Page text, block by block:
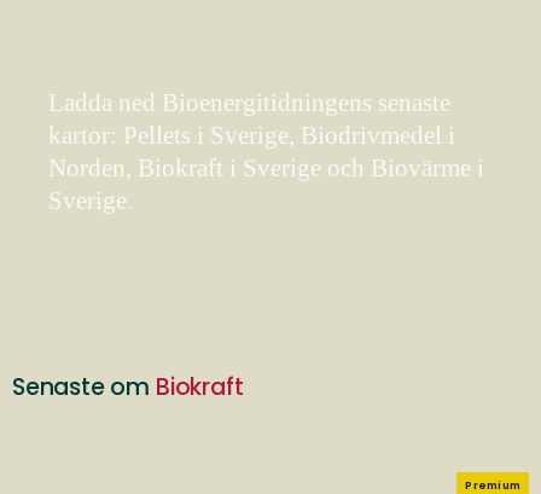
Ladda ned Bioenergitidningens senaste
kartor: Pellets i Sverige, Biodrivmedel i
Norden, Biokraft i Sverige och Biovärme i
Sverige.
Senaste om Biokraft
Premium